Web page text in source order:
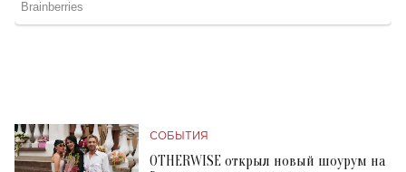
СОБЫТИЯ
OTHERWISE открыл новый шоурум на